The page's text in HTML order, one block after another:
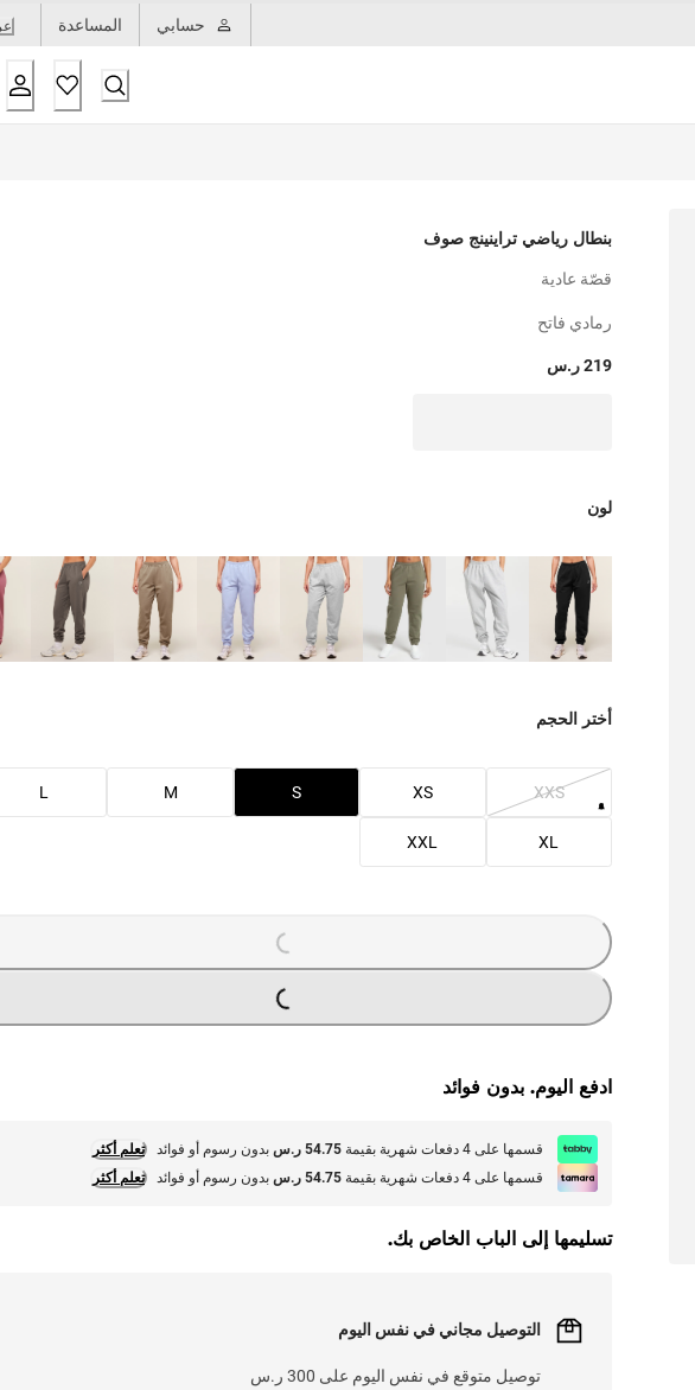
حسابي المساعدة
بنطال رياضي تراينينج صوف
قصّة عادية
رمادي فاتح
219 ر.س
لون
أختر الحجم
XXS
XS
S
M
L
XL
XXL
LOADING...
LOADING...
ادفع اليوم. بدون فوائد
قسمها على 4 دفعات شهرية بقيمة 54.75 ر.س بدون رسوم أو فوائد
تعلم أكثر
قسمها على 4 دفعات شهرية بقيمة
54.75 ر.س بدون رسوم أو فوائد تعلم أكثر
تسليمها إلى الباب الخاص بك.
التوصيل مجاني في نفس اليوم
توصيل متوقع في نفس اليوم على 300 ر.س